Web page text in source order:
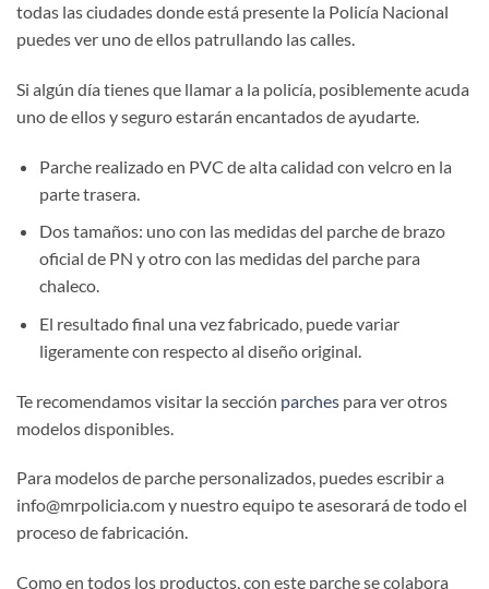
todas las ciudades donde está presente la Policía Nacional
puedes ver uno de ellos patrullando las calles.
Si algún día tienes que llamar a la policía, posiblemente acuda
uno de ellos y seguro estarán encantados de ayudarte.
Parche realizado en PVC de alta calidad con velcro en la
parte trasera.
Dos tamaños: uno con las medidas del parche de brazo
oficial de PN y otro con las medidas del parche para
chaleco.
El resultado final una vez fabricado, puede variar
ligeramente con respecto al diseño original.
Te recomendamos visitar la sección parches para ver otros
modelos disponibles.
Para modelos de parche personalizados, puedes escribir a
info@mrpolicia.com y nuestro equipo te asesorará de todo el
proceso de fabricación.
Como en todos los productos, con este parche se colabora